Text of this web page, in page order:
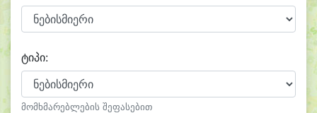
ტიპი:
მომხმარებლების შეფასებით